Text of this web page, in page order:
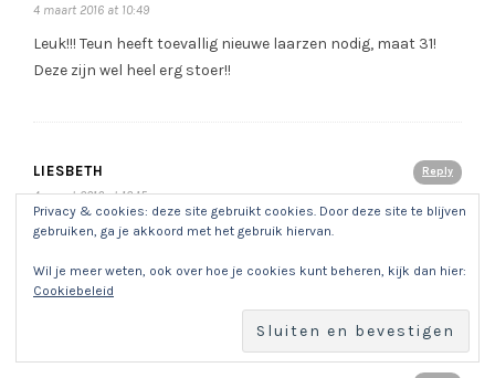
4 maart 2016 at 10:49
Leuk!!! Teun heeft toevallig nieuwe laarzen nodig, maat 31!
Deze zijn wel heel erg stoer!!
Reply
LIESBETH
4 maart 2016 at 12:15
Leuk! Voor mijn petekindje Merel! Als ze met haar tante en
in maat 25!
Privacy & cookies: deze site gebruikt cookies. Door deze site te blijven
gebruiken, ga je akkoord met het gebruik hiervan.
Wil je meer weten, ook over hoe je cookies kunt beheren, kijk dan hier:
Cookiebeleid